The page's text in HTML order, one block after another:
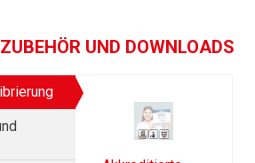
UND DOWNLOADS